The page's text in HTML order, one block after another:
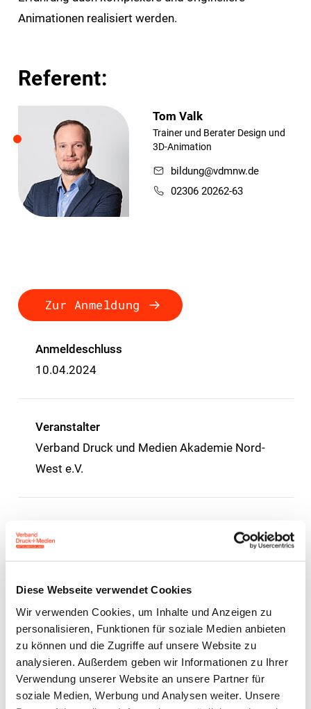
Diese Webseite verwendet Cookies
Wir verwenden Cookies, um Inhalte und Anzeigen zu
personalisieren, Funktionen für soziale Medien anbieten
zu können und die Zugriffe auf unsere Website zu
analysieren. Außerdem geben wir Informationen zu Ihrer
Verwendung unserer Website an unsere Partner für
soziale Medien, Werbung und Analysen weiter. Unsere
Animationen realisiert werden.
Referent:
Tom Valk
Trainer und Berater Design und
3D-Animation
bildung@vdmnw.de
02306 20262-63
Zur Anmeldung
Anmeldeschluss
10.04.2024
Veranstalter
Verband Druck und Medien Akademie Nord-
West e.V.
Fachkräfte und Auszubildende aus
Seminarnummer
2024_MG_024
Preise